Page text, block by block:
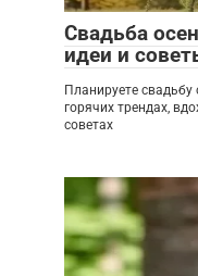
Свадьба
идеи и
Планируете
горячих трендах,
советах